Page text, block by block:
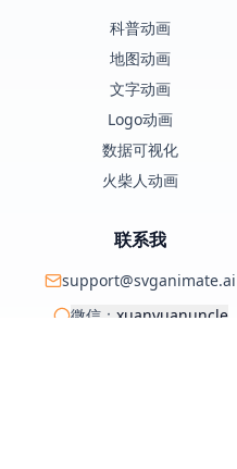
科普动画
地图动画
文字动画
Logo动画
数据可视化
火柴人动画
联系我
support@svganimate.ai
微信： xuanyuanuncle